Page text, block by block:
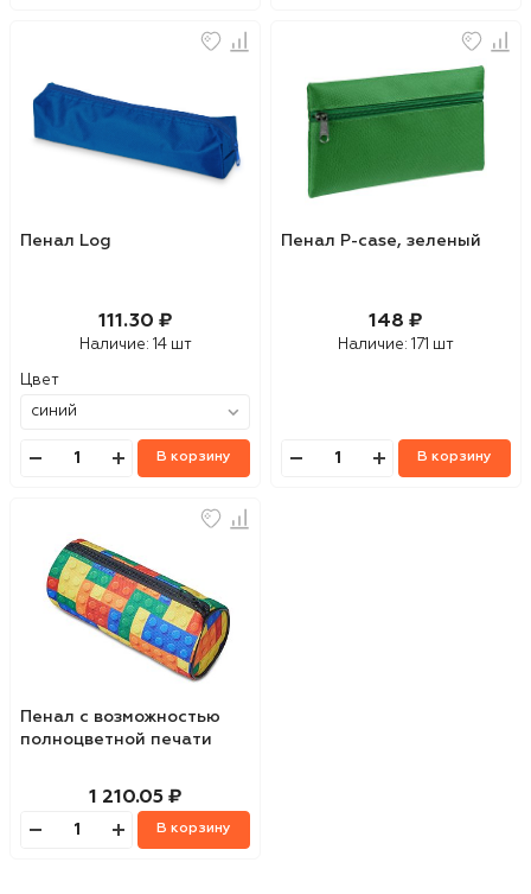
Пенал Log
111.30 ₽
Наличие: 14 шт
Цвет
В корзину
Пенал P-case, зеленый
148 ₽
Наличие: 171 шт
В корзину
Пенал с возможностью
полноцветной печати
1 210.05 ₽
В корзину